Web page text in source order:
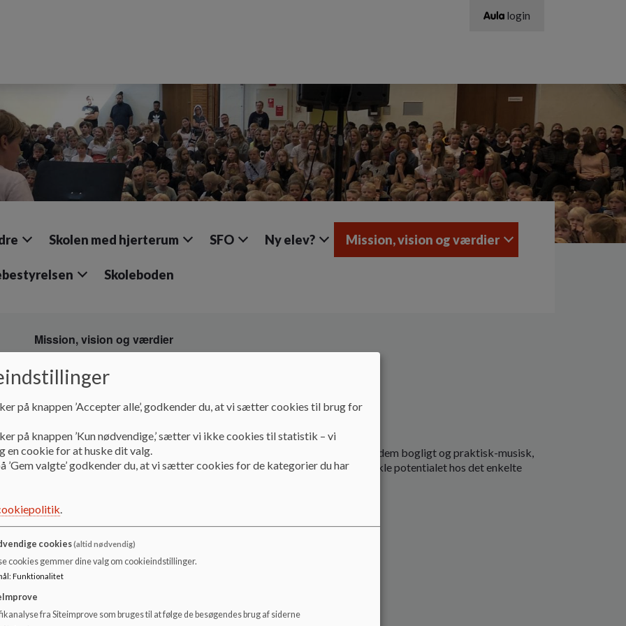
login
Skolen med hjerterum SFO Ny elev? Mission, vision og værdier
Skoleboden
Mission, vision og værdier
Mission, vision og værdier
Vi er er her for at danne børn til livsduelige mennesker og for at uddanne dem bogligt og praktisk-musisk,
så de kan håndtere udviklingen i en globaliseret verden. Vi ønsker at udvikle potentialet hos det enkelte
Vision:
Ansvarlighed - alle børn er alles ansvar
A
Relationer - trivsel skaber læring
på knappen ’Accepter alle’, godkender du, at vi sætter cookies til brug for
på knappen ’Kun nødvendige,’ sætter vi ikke cookies til statistik – vi
en cookie for at huske dit valg.
’Gem valgte’ godkender du, at vi sætter cookies for de kategorier du har
.
cookies(altid nødvendig)
cookies gemmer dine valg om cookieindstillinger.
: Funktionalitet
fra Siteimprove som bruges til at følge de besøgendes brug af siderne